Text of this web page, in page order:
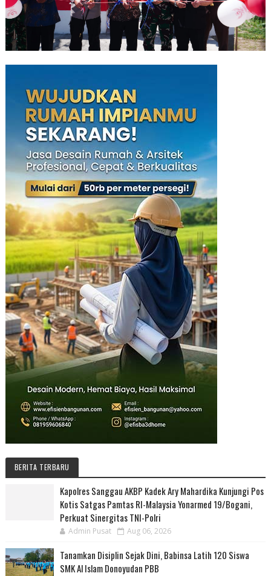
BERITA TERBARU
Kapolres Sanggau AKBP Kadek Ary Mahardika Kunjungi Pos
Kotis Satgas Pamtas RI-Malaysia Yonarmed 19/Bogani,
Perkuat Sinergitas TNI-Polri
Admin Pusat Aug 06, 2026
Tanamkan Disiplin Sejak Dini, Babinsa Latih 120 Siswa
SMK Al Islam Donoyudan PBB